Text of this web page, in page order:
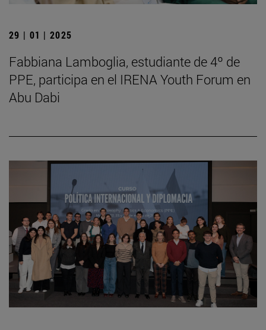
29 | 01 | 2025
Fabbiana Lamboglia, estudiante de 4º de
PPE, participa en el IRENA Youth Forum en
Abu Dabi